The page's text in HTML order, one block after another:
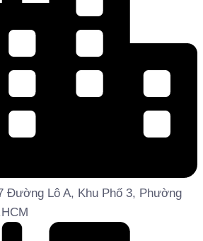
Đường Lô A, Khu Phố 3, Phường